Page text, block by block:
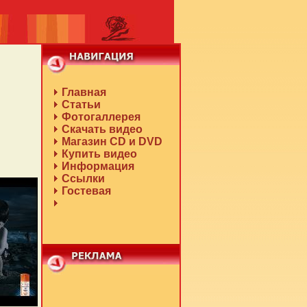
Главная
Статьи
Фотогаллерея
Скачать видео
Магазин CD и DVD
Купить видео
Информация
Ссылки
Гостевая